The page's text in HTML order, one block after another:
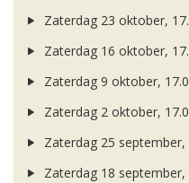
Zaterdag 23 oktober,
Zaterdag 16 oktober,
Zaterdag 9 oktober,
Zaterdag 2 oktober,
Zaterdag 25 september,
Zaterdag 18 september,